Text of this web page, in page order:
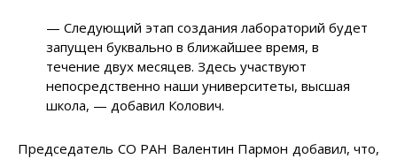
— Следующий этап создания лабораторий будет
запущен буквально в ближайшее время, в
течение двух месяцев. Здесь участвуют
непосредственно наши университеты, высшая
школа, — добавил Колович.
Председатель СО РАН Валентин Пармон добавил, что,